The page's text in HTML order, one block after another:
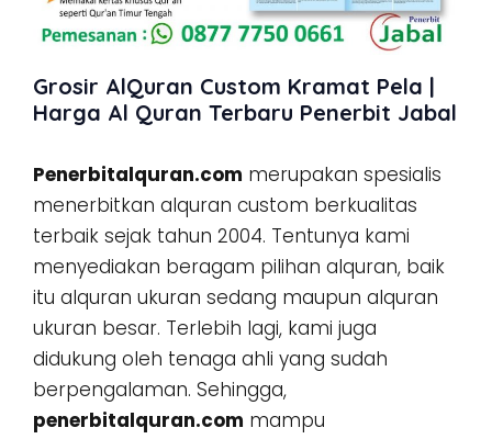
Grosir AlQuran Custom Kramat Pela |
Harga Al Quran Terbaru Penerbit Jabal
Penerbitalquran.com merupakan spesialis
menerbitkan alquran custom berkualitas
terbaik sejak tahun 2004. Tentunya kami
menyediakan beragam pilihan alquran, baik
itu alquran ukuran sedang maupun alquran
ukuran besar. Terlebih lagi, kami juga
didukung oleh tenaga ahli yang sudah
berpengalaman. Sehingga,
penerbitalquran.com mampu